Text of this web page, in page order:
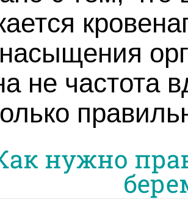
не частота
нужно